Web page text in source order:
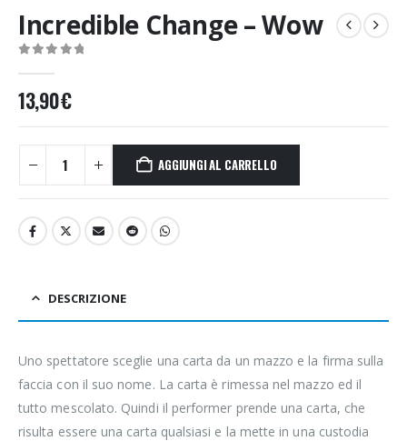
Incredible Change – Wow
13,90€
AGGIUNGI AL CARRELLO
DESCRIZIONE
Uno spettatore sceglie una carta da un mazzo e la firma sulla
faccia con il suo nome. La carta è rimessa nel mazzo ed il
tutto mescolato. Quindi il performer prende una carta, che
risulta essere una carta qualsiasi e la mette in una custodia